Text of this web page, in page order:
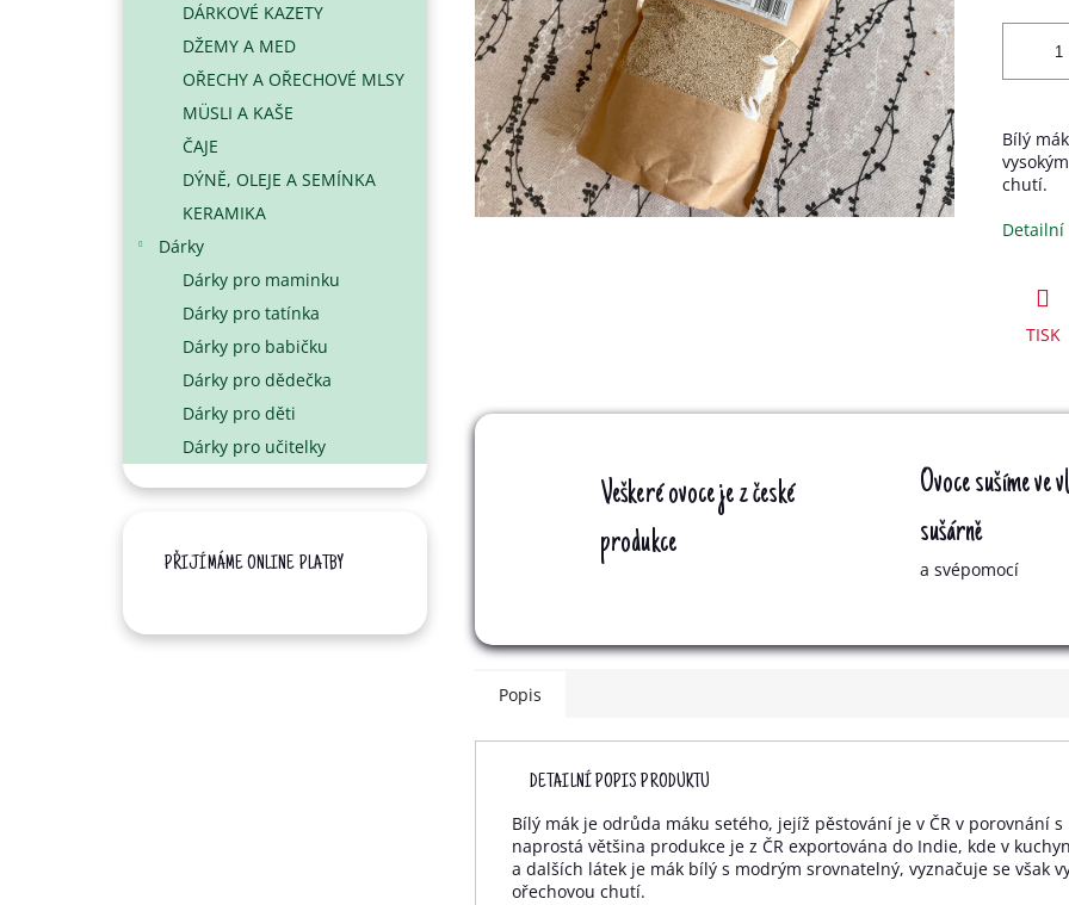
DÁRKOVÉ KAZETY
DŽEMY A MED
OŘECHY A OŘECHOVÉ MLSY
MÜSLI A KAŠE
ČAJE
DÝNĚ, OLEJE A SEMÍNKA
KERAMIKA
Dárky
Dárky pro maminku
Dárky pro tatínka
Dárky pro babičku
Dárky pro dědečka
Dárky pro děti
Dárky pro učitelky
PŘIJÍMÁME ONLINE PLATBY
Bílý
chutí.
TISK
Veškeré ovoce je z české
produkce
Ovoce sušíme ve
sušárně
a svépomocí
Popis
DETAILNÍ POPIS PRODUKTU
Bílý mák je odrůda máku setého, jejíž pěstování je v ČR v porovnání
naprostá většina produkce je z ČR exportována do Indie, kde v
a dalších látek je mák bílý s modrým srovnatelný, vyznačuje se však
ořechovou chutí.